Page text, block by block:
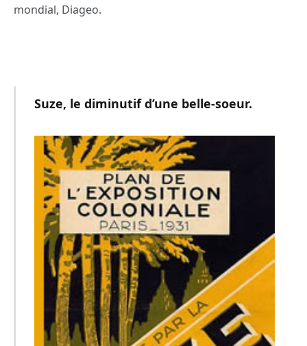
mondial, Diageo.
Suze, le diminutif d’une belle-soeur.